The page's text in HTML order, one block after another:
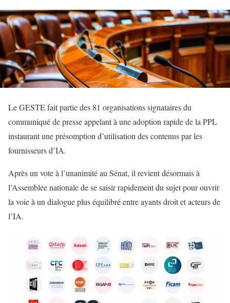
Le GESTE fait partie des 81 organisations signataires du
communiqué de presse appelant à une adoption rapide de la PPL
instaurant une présomption d’utilisation des contenus par les
fournisseurs d’IA.
Après un vote à l’unanimité au Sénat, il revient désormais à
l’Assemblée nationale de se saisir rapidement du sujet pour ouvrir
la voie à un dialogue plus équilibré entre ayants droit et acteurs de
l’IA.